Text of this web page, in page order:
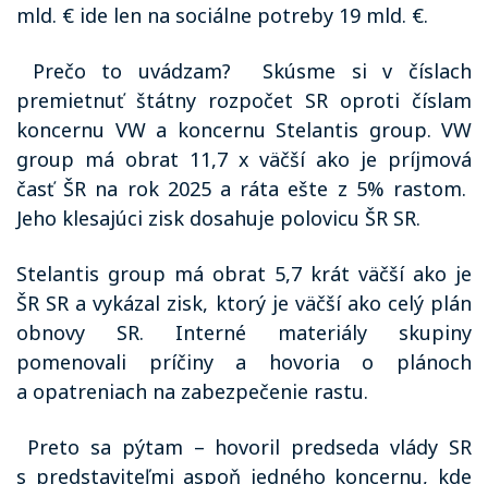
mld. € ide len na sociálne potreby 19 mld. €.
Prečo to uvádzam?
Skúsme si v číslach
premietnuť štátny rozpočet SR oproti číslam
koncernu VW a koncernu Stelantis group. VW
group má obrat 11,7 x väčší ako je príjmová
časť ŠR na rok 2025 a ráta ešte z 5% rastom.
Jeho klesajúci zisk dosahuje polovicu ŠR SR.
Stelantis group má obrat 5,7 krát väčší ako je
ŠR SR a vykázal zisk, ktorý je väčší ako celý plán
obnovy SR. Interné materiály skupiny
pomenovali príčiny a hovoria o plánoch
a opatreniach na zabezpečenie rastu.
Preto sa pýtam – hovoril predseda vlády SR
s predstaviteľmi aspoň jedného koncernu, kde